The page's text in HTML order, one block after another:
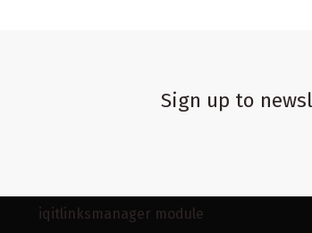
Sign up to
iqitlinksmanager module